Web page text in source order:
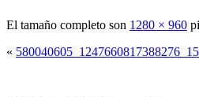
El tamaño completo son 1280 × 960
«